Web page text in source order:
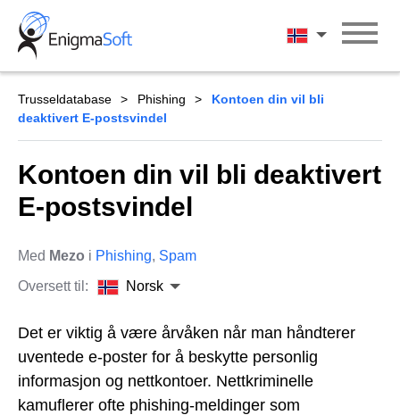
Skip
content
Norsk
Trusseldatabase Phishing
Kontoen din vil bli
deaktivert E-postsvindel
Kontoen din vil bli deaktivert
E-postsvindel
Med Mezo i Phishing, Spam
Oversett til:
Norsk
Det er viktig å være årvåken når man håndterer
uventede e-poster for å beskytte personlig
informasjon og nettkontoer. Nettkriminelle
kamuflerer ofte phishing-meldinger som